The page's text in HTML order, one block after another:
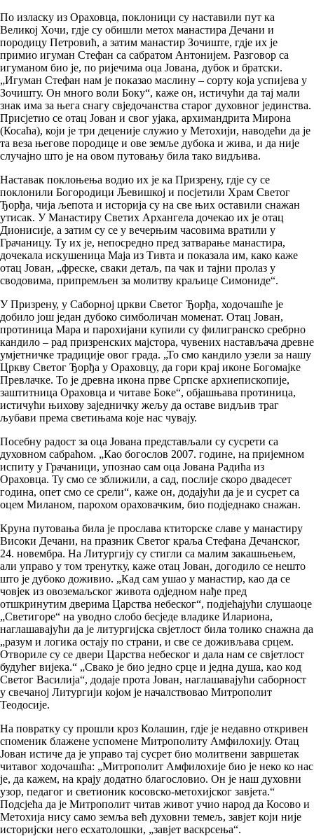
По изласку из Ораховца, поклоници су наставили пут ка
Великој Хочи, гдје су обишли метох манастира Дечани и
породицу Петровић, а затим манастир Зочиште, гдје их је
примио игуман Стефан са сабратом Антонијем. Разговор са
игуманом био је, по ријечима оца Јована, дубок и братски.
„Игуман Стефан нам је показао маслину – сорту која успијева у
Зочишту. Он много воли Боку“, каже он, истичући да тај мали
знак има за њега снагу свједочанства старог духовног јединства.
Присјетио се отац Јован и свог ујака, архимандрита Мирона
(Косаћа), који је три деценије служио у Метохији, наводећи да је
та веза његове породице и ове земље дубока и жива, и да није
случајно што је на овом путовању била тако видљива.
Наставак поклоњења водио их је ка Призрену, гдје су се
поклонили Богородици Љевишкој и посјетили Храм Светог
Ђорђа, чија љепота и историја су на све њих оставили снажан
утисак. У Манастиру Светих Архангела дочекао их је отац
Дионисије, а затим су се у вечерњим часовима вратили у
Грачаницу. Ту их је, непосредно пред затварање манастира,
дочекала искушеница Мaја из Тивта и показала им, како каже
отац Јован, „фреске, сваки детаљ, па чак и тајни пролаз у
сводовима, припремљен за молитву краљице Симониде“.
У Призрену, у Саборној цркви Светог Ђорђа, ходочашће је
добило још један дубоко симболичан моменат. Отац Јован,
протиница Мара и парохијани купили су филигранско сребрно
кандило – рад призренских мајстора, чувених настављача древне
умјетничке традиције овог града. „То смо кандило узели за нашу
Цркву Светог Ђорђа у Ораховцу, да гори крај иконе Богомајке
Превлачке. То је древна икона прве Српске архиепископије,
заштитница Ораховца и читаве Боке“, објашњава протиница,
истичући њихову заједничку жељу да оставе видљив траг
љубави према светињама које нас чувају.
Посебну радост за оца Јована представљали су сусрети са
духовном сабраћом. „Као богослов 2007. године, на пријемном
испиту у Грачаници, упознао сам оца Јована Радића из
Ораховца. Ту смо се зближили, а сад, послије скоро двадесет
година, опет смо се срели“, каже он, додајући да је и сусрет са
оцем Миланом, парохом ораховачким, био подједнако снажан.
Круна путовања била је прослава ктиторске славе у манастиру
Високи Дечани, на празник Светог краља Стефана Дечанског,
24. новембра. На Литургију су стигли са малим закашњењем,
али управо у том тренутку, каже отац Јован, догодило се нешто
што је дубоко доживио. „Кад сам ушао у манастир, као да се
човјек из овоземаљског живота одједном нађе пред
отшкринутим дверима Царства небеског“, подјећајући слушаоце
„Светигоре“ на уводно слобо бесједе владике Илариона,
наглашавајући да је литургијска свјетлост била толико снажна да
„разум и логика остају по страни, и све се доживљава срцем.
Отвориле су се двери Царства небеског и дала нам се свјетлост
будућег вијека.“ „Свако је био једно срце и једна душа, као код
Светог Василија“, додаје прота Јован, наглашавајући саборност
у свечаној Литургији којом је началствовао Митрополит
Теодосије.
На повратку су прошли кроз Колашин, гдје је недавно откривен
споменик блажене успомене Митрополиту Амфилохију. Отац
Јован истиче да је управо тај сусрет био молитвени завршетак
читавог ходочашћа: „Митрополит Амфилохије био је неко ко нас
је, да кажем, на крају додатно благословио. Он је наш духовни
узор, педагог и светионик косовско-метохијског завјета.“
Подсјећа да је Митрополит читав живот учио народ да Косово и
Метохија нису само земља већ духовни темељ, завјет који није
историјски него есхатолошки, „завјет васкрсења“.